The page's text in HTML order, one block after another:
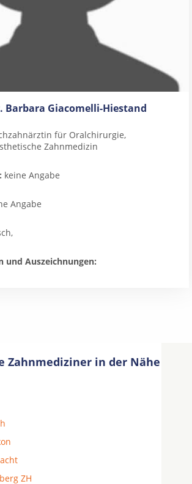
Barbara Giacomelli-Hiestand
für Oralchirurgie,
Zahnmedizin
keine Angabe
Angabe
und Auszeichnungen:
Zahnmediziner in der Nähe
ZH